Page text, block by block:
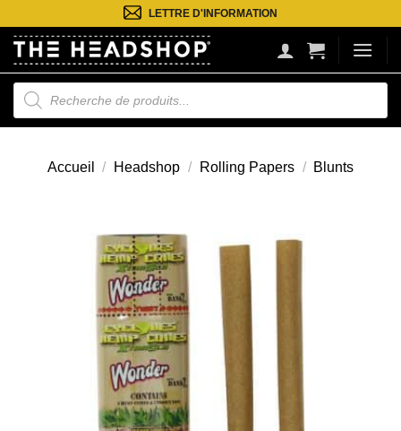
au
contenu
LETTRE D'INFORMATION
Recherche
de
produits
Accueil / Headshop / Rolling Papers / Blunts